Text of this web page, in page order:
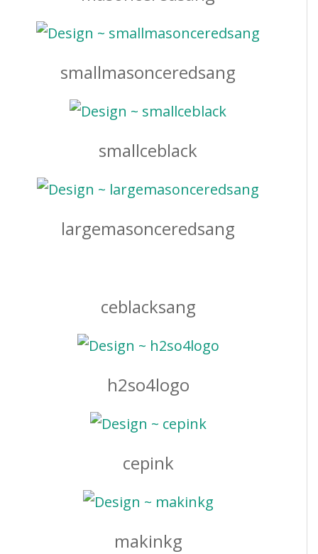
smallmasonceredsang
smallceblack
largemasonceredsang
ceblacksang
h2so4logo
cepink
makinkg